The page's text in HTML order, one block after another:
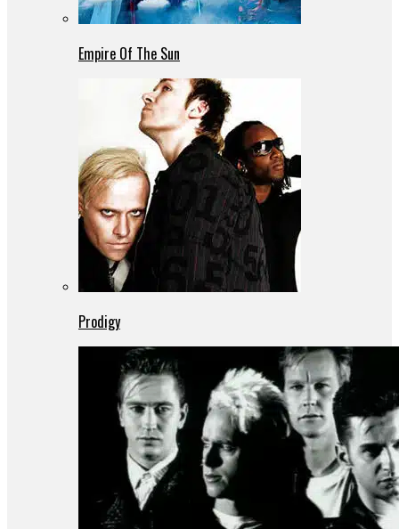
Empire Of The Sun
Prodigy